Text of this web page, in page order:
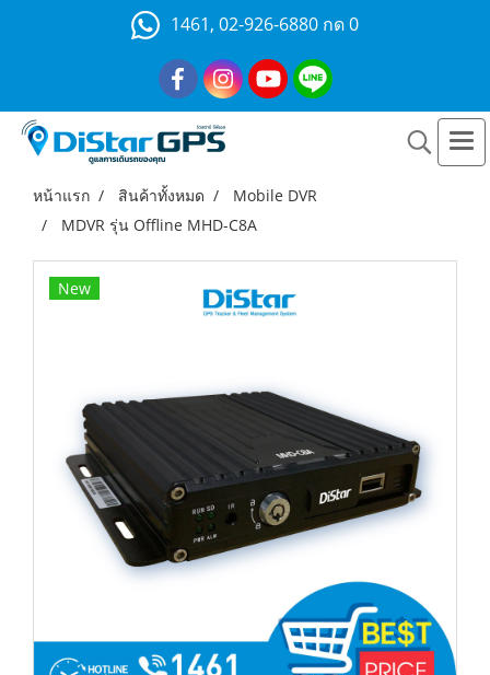
1461, 02-926-6880 กด 0
หน้าแรก สินค้าทั้งหมด
Mobile DVR
MDVR รุ่น Offline MHD-C8A
New